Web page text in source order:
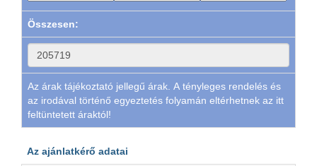
Összesen:
Az árak tájékoztató jellegű árak. A tényleges rendelés és
az irodával történő egyeztetés folyamán eltérhetnek az itt
feltüntetett áraktól!
Az ajánlatkérő adatai